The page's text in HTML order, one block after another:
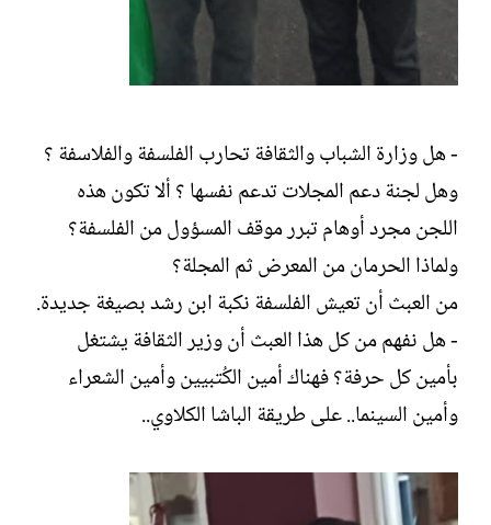
- هل وزارة الشباب والثقافة تحارب الفلسفة والفلاسفة ؟
وهل لجنة دعم المجلات تدعم نفسها ؟ ألا تكون هذه
اللجن مجرد أوهام تبرر موقف المسؤول من الفلسفة؟
ولماذا الحرمان من المعرض ثم المجلة؟
من العبث أن تعيش الفلسفة نكبة ابن رشد بصيغة جديدة.
- هل نفهم من كل هذا العبث أن وزير الثقافة يشتغل
بأمين كل حرفة؟ فهناك أمين الكُتبيين وأمين الشعراء
وأمين السينما.. على طريقة الباشا الكلاوي..